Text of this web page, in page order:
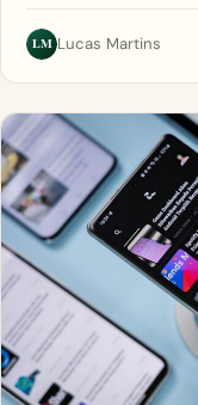
LM Lucas Martins